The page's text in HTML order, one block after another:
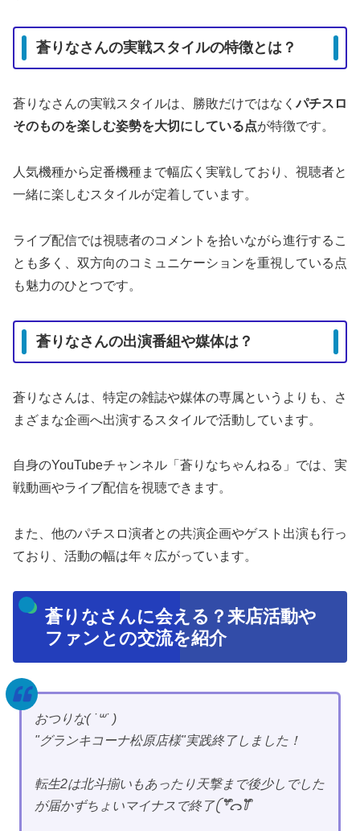
蒼りなさんの実戦スタイルの特徴とは？
蒼りなさんの実戦スタイルは、勝敗だけではなくパチスロ
そのものを楽しむ姿勢を大切にしている点が特徴です。
人気機種から定番機種まで幅広く実戦しており、視聴者と
一緒に楽しむスタイルが定着しています。
ライブ配信では視聴者のコメントを拾いながら進行するこ
とも多く、双方向のコミュニケーションを重視している点
も魅力のひとつです。
蒼りなさんの出演番組や媒体は？
蒼りなさんは、特定の雑誌や媒体の専属というよりも、さ
まざまな企画へ出演するスタイルで活動しています。
自身のYouTubeチャンネル「蒼りなちゃんねる」では、実
戦動画やライブ配信を視聴できます。
また、他のパチスロ演者との共演企画やゲスト出演も行っ
ており、活動の幅は年々広がっています。
蒼りなさんに会える？来店活動や
ファンとの交流を紹介
おつりな( ˙꒳​˙ )
"グランキコーナ松原店様"実践終了しました！
転生2は北斗揃いもあったり天撃まで後少しでした
が届かずちょいマイナスで終了𛰧꒷ັᩙᯋ꒦ັᩙ